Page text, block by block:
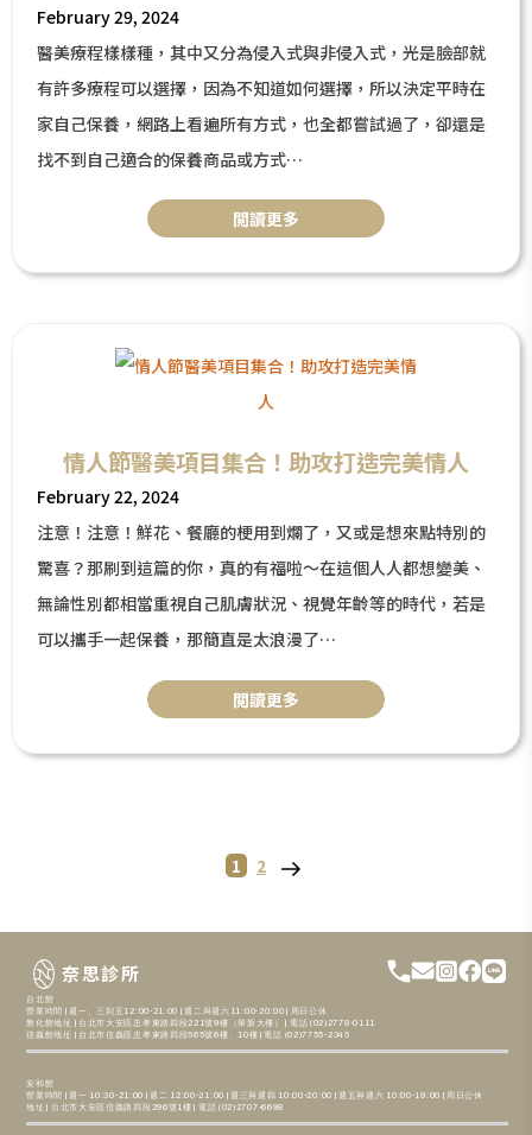
February 29, 2024
醫美療程樣樣種，其中又分為侵入式與非侵入式，光是臉部就
有許多療程可以選擇，因為不知道如何選擇，所以決定平時在
家自己保養，網路上看遍所有方式，也全都嘗試過了，卻還是
找不到自己適合的保養商品或方式
遇到這樣的問題，是否想過是你的肌膚出狀況了，因此無法吸
收補充進去的保養品，今天將針對「醫美保養」療程做分享，
閲讀更多
情人節醫美項目集合！助攻打造完美情人
February 22, 2024
注意！注意！鮮花、餐廳的梗用到爛了，又或是想來點特別的
驚喜？那刷到這篇的你，真的有福啦～在這個人人都想變美、
無論性別都相當重視自己肌膚狀況、視覺年齡等的時代，若是
可以攜手一起保養，那簡直是太浪漫了
！！無需動刀，就可以讓自己整體狀態升級
～在不知不覺中回到自己的最佳狀態，本篇來將針對男性及女
閲讀更多
P
o
t
Page
1 Page
2
Next
奈思診所
台北館
營業時間 | 週一、三到五12:00-21:00 | 週二與週六11:00-20:00 | 周日公休
敦化館地址 | 台北市大安區忠孝東路四段221號9樓（華新大樓） | 電話 (02)2778-0111
信義館地址 | 台北市信義區忠孝東路四段565號6樓、10樓 | 電話 (02)7755-2345
安和館
營業時間 | 週一 10:30-21:00 | 週二 12:00-21:00 | 週三與週四 10:00-20:00 | 週五與週六 10:00-19:00 | 周日公休
地址 | 台北市大安區信義路四段296號1樓 | 電話 (02)2707-6698